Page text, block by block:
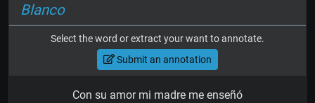
Blanco
Select the word or extract your want to annotate.
Submit an annotation
Con su amor mi madre me enseñó